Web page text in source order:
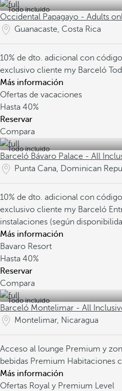
Todo incluido
Occidental Papagayo - Adults
Guanacaste, Costa Rica
10% de dto. adicional con
exclusivo cliente my Barceló
Más información
Ofertas de vacaciones
Hasta 40%
Reservar
Compara
Todo incluido
Barceló Bávaro Palace - All
Punta Cana, Dominican
10% de dto. adicional con
exclusivo cliente my Barceló
instalaciones (según
Más información
Bavaro Resort
Hasta 40%
Reservar
Compara
Todo incluido
Barceló Montelimar - All
Montelimar, Nicaragua
Acceso al lounge Premium y
bebidas Premium Habitaciones
Más información
Ofertas Royal y Premium Level